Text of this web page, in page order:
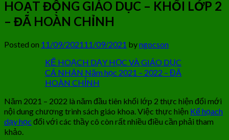
HOẠT ĐỘNG GIÁO DỤC – KHỐI LỚP 2
– ĐÃ HOÀN CHỈNH
Posted on 11/09/202111/09/2021 byngocson
KẾ HOẠCH DẠY HỌC VÀ GIÁO DỤC
CÁ NHÂN Năm học 2021 – 2022 – ĐÃ
HOÀN CHỈNH
Năm 2021 – 2022 là năm đầu tiên khối lớp 2 thực hiện đổi mới
nội dung chương trình sách giáo khoa. Việc thực hiện Kế họach
dạy học đối với các thầy cô còn rất nhiều điều cần phải tham
khảo.